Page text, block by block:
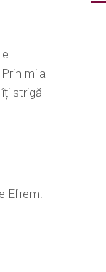
mila
strigă
Efrem.